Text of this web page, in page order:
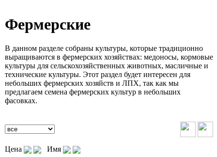
Фермерские
В данном разделе собраны культуры, которые традиционно
выращиваются в фермерских хозяйствах: медоносы, кормовые
культуры для сельскохозяйственных животных, масличные и
технические культуры. Этот раздел будет интересен для
небольших фермерских хозяйств и ЛПХ, так как мы
предлагаем семена фермерских культур в небольших
фасовках.
Цена
Имя